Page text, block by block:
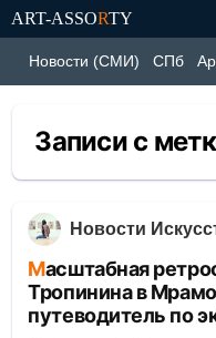
ART-ASSORTY
Новости (СМИ) СПб
Записи с
Новости
Масштабная ретроспектива Василия
Тропинина в
путеводитель по